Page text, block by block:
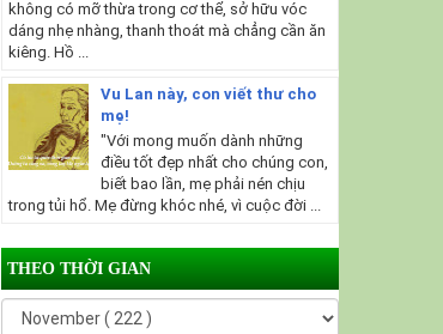
không có mỡ thừa trong cơ thể, sở hữu vóc
dáng nhẹ nhàng, thanh thoát mà chẳng cần ăn
kiêng. Hồ ...
Vu Lan này, con viết thư cho
mẹ!
"Với mong muốn dành những
điều tốt đẹp nhất cho chúng con,
biết bao lần, mẹ phải nén chịu
trong tủi hổ. Mẹ đừng khóc nhé, vì cuộc đời ...
THEO THỜI GIAN